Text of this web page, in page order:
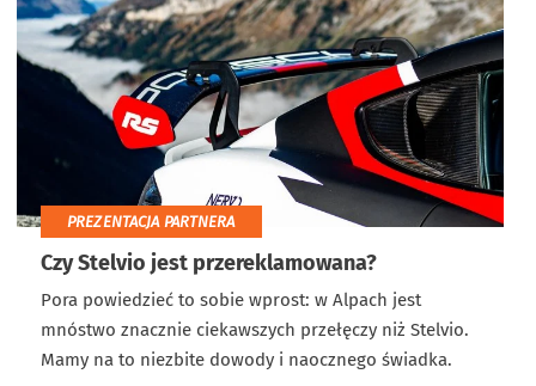
PREZENTACJA PARTNERA
Czy Stelvio jest przereklamowana?
Pora powiedzieć to sobie wprost: w Alpach jest
mnóstwo znacznie ciekawszych przełęczy niż Stelvio.
Mamy na to niezbite dowody i naocznego świadka.